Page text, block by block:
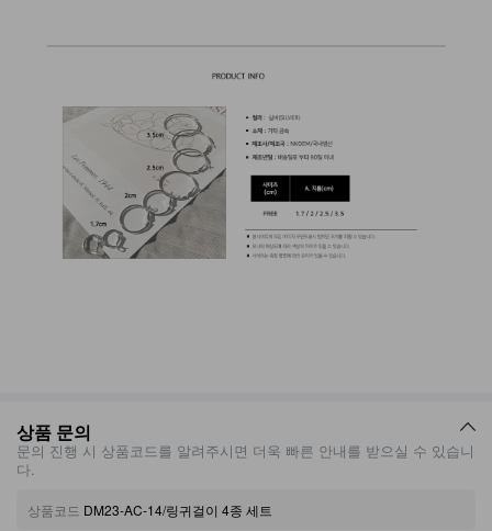
상품 문의
문의 진행 시 상품코드를 알려주시면 더욱 빠른 안내를 받으실 수 있습니
다.
상품코드 DM23-AC-14/링귀걸이 4종 세트